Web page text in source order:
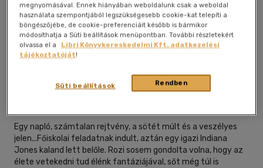
Beleolvasok
Egy napló, számtalan rejtvény, a sötét múlt és a veszélyes
jelen...Főiskolai feladatnak indult, aztán egy igazi Indiana
Jones kaland lett belőle. Rozi sosem gondolta volna, hogy az
élete vetekedni tud élénk fantáziájával, sőt még túl is
megnyomásával. Ennek hiányában weboldalunk csak a weboldal
használata szempontjából legszükségesebb cookie-kat telepíti a
böngészőjébe, de cookie-preferenciáit később is bármikor
módosíthatja a Süti beállítások menüpontban. További részletekért
olvassa el a
Libri Könyvkereskedelmi Kft. adatkezelési
tájékoztatóját!
Rendben
Süti beállítások